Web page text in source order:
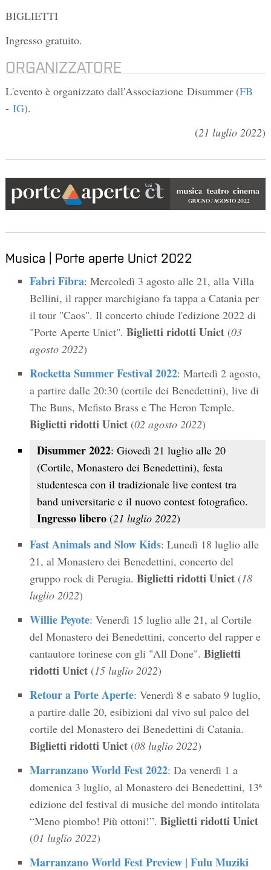
BIGLIETTI
Ingresso gratuito.
ORGANIZZATORE
L'evento è organizzato dall'Associazione Disummer (FB
- IG).
(21 luglio 2022)
Musica | Porte aperte Unict 2022
Fabri Fibra: Mercoledì 3 agosto alle 21, alla Villa
Bellini, il rapper marchigiano fa tappa a Catania per
il tour "Caos". Il concerto chiude l'edizione 2022 di
"Porte Aperte Unict". Biglietti ridotti Unict(03
agosto 2022)
Rocketta Summer Festival 2022: Martedì 2 agosto,
a partire dalle 20:30 (cortile dei Benedettini), live di
The Buns, Mefisto Brass e The Heron Temple.
Biglietti ridotti Unict(02 agosto 2022)
Disummer 2022: Giovedì 21 luglio alle 20
(Cortile, Monastero dei Benedettini), festa
studentesca con il tradizionale live contest tra
band universitarie e il nuovo contest fotografico.
Ingresso libero(21 luglio 2022)
Fast Animals and Slow Kids: Lunedì 18 luglio alle
21, al Monastero dei Benedettini, concerto del
gruppo rock di Perugia. Biglietti ridotti Unict(18
luglio 2022)
Willie Peyote: Venerdì 15 luglio alle 21, al Cortile
del Monastero dei Benedettini, concerto del rapper e
cantautore torinese con gli "All Done". Biglietti
ridotti Unict(15 luglio 2022)
Retour a Porte Aperte: Venerdì 8 e sabato 9 luglio,
a partire dalle 20, esibizioni dal vivo sul palco del
cortile del Monastero dei Benedettini di Catania.
Biglietti ridotti Unict(08 luglio 2022)
Marranzano World Fest 2022: Da venerdì 1 a
domenica 3 luglio, al Monastero dei Benedettini, 13ª
edizione del festival di musiche del mondo intitolata
“Meno piombo! Più ottoni!”. Biglietti ridotti Unict
(01 luglio 2022)
Marranzano World Fest Preview | Fulu Muziki